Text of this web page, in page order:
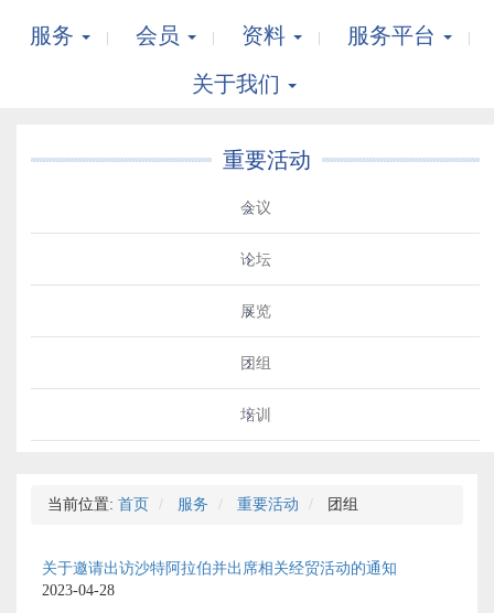
服务
会员 资料
服务平台
关于我们
重要活动
会议
论坛
展览
团组
培训
当前位置: 首页 服务 重要活动 团组
关于邀请出访沙特阿拉伯并出席相关经贸活动的通知
2023-04-28